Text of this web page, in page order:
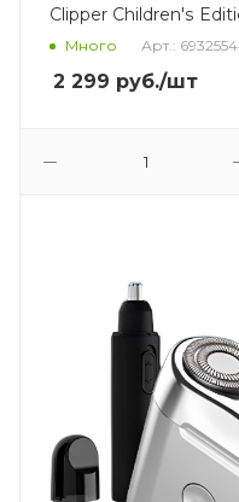
Clipper Children's
Много Арт.:
2 299 руб./шт